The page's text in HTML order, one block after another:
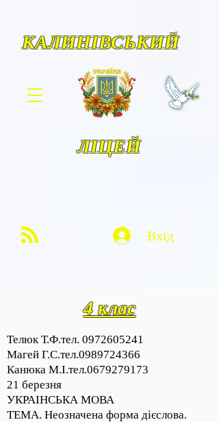
ЛІЦЕЙ
КАЛИНІВСЬКИЙ
Вхід
4 клас
Телюк Т.Ф.тел. 0972605241
Магей Г.С.тел.0989724366
Канюка М.І.тел.0679279173
21 березня
УКРАІНСЬКА МОВА
ТЕМА. Неозначена форма дієслова.